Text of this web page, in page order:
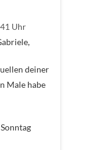
Uhr
deiner
Male habe